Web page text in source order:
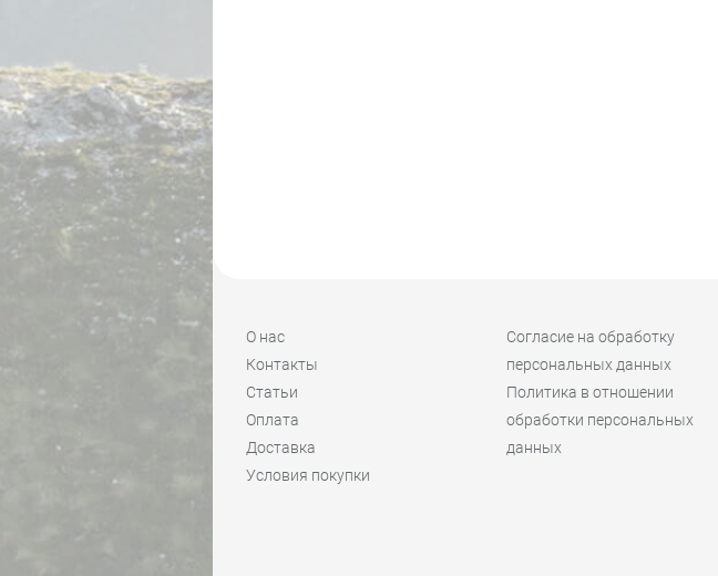
О нас
Контакты
Статьи
Оплата
Доставка
Условия покупки
Согласие на обработку
персональных данных
Политика в отношении
обработки персональных
данных